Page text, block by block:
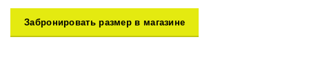
Забронировать размер в магазине